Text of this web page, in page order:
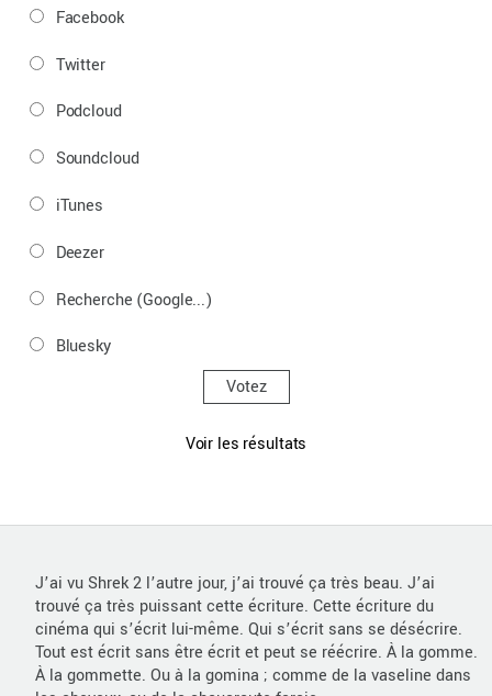
Facebook
Twitter
Podcloud
Soundcloud
iTunes
Deezer
Recherche (Google...)
Bluesky
Voir les résultats
J’ai vu Shrek 2 l’autre jour, j’ai trouvé ça très beau. J’ai
trouvé ça très puissant cette écriture. Cette écriture du
cinéma qui s’écrit lui-même. Qui s’écrit sans se désécrire.
Tout est écrit sans être écrit et peut se réécrire. À la gomme.
À la gommette. Ou à la gomina ; comme de la vaseline dans